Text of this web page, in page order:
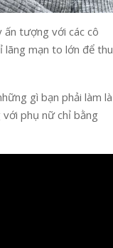
ấn tượng với các cô
lãng mạn to lớn để thu
gì bạn phải làm là
phụ nữ chỉ bằng